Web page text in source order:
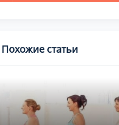
Похожие статьи